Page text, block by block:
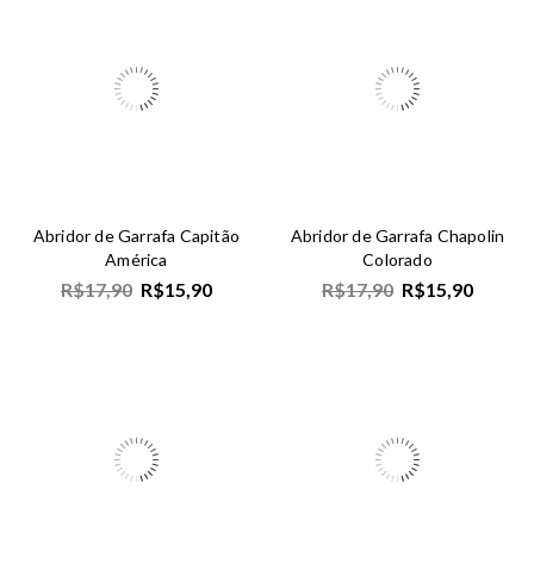
Abridor de Garrafa Capitão
América
R$17,90 R$15,90
Abridor de Garrafa Chapolin
Colorado
R$17,90 R$15,90